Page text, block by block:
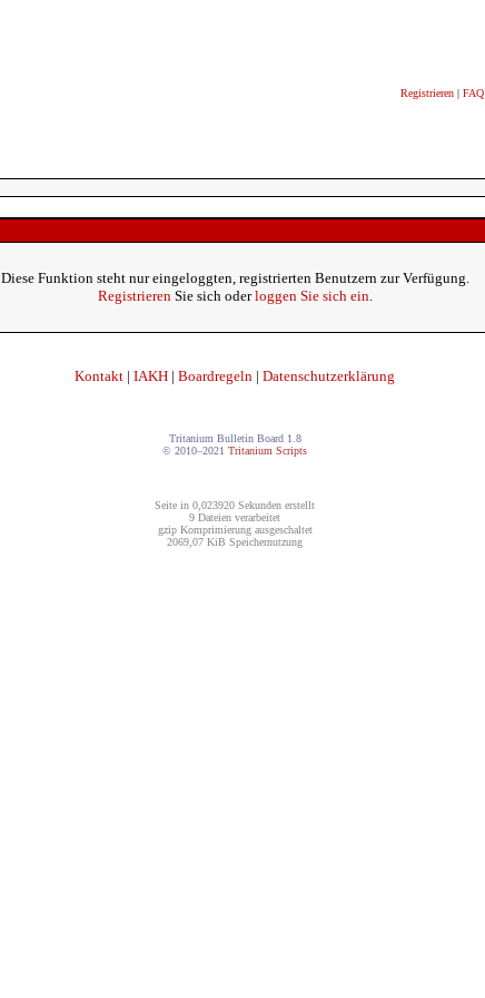
Registrieren | FAQ
Diese Funktion steht nur eingeloggten, registrierten Benutzern zur Verfügung.
RegistrierenSie sich oderloggen Sie sich ein.
Kontakt | IAKH | Boardregeln | Datenschutzerklärung
Tritanium Bulletin Board 1.8
© 2010–2021 Tritanium Scripts
Seite in 0,023920 Sekunden erstellt
9 Dateien verarbeitet
gzip Komprimierung ausgeschaltet
2069,07 KiB Speichernutzung